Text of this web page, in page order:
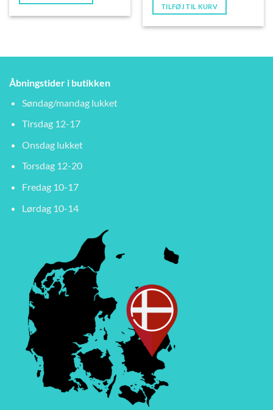
TILFØJ TIL KURV
Åbningstider i butikken
Søndag/mandag lukket
Tirsdag 12-17
Onsdag lukket
Torsdag 12-20
Fredag 10-17
Lørdag 10-14